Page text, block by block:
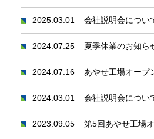
2025.03.01 会社説明会につい
2024.07.25 夏季休業のお知ら
2024.07.16 あやせ工場オープ
2024.03.01 会社説明会につい
2023.09.05 第5回あやせ工場